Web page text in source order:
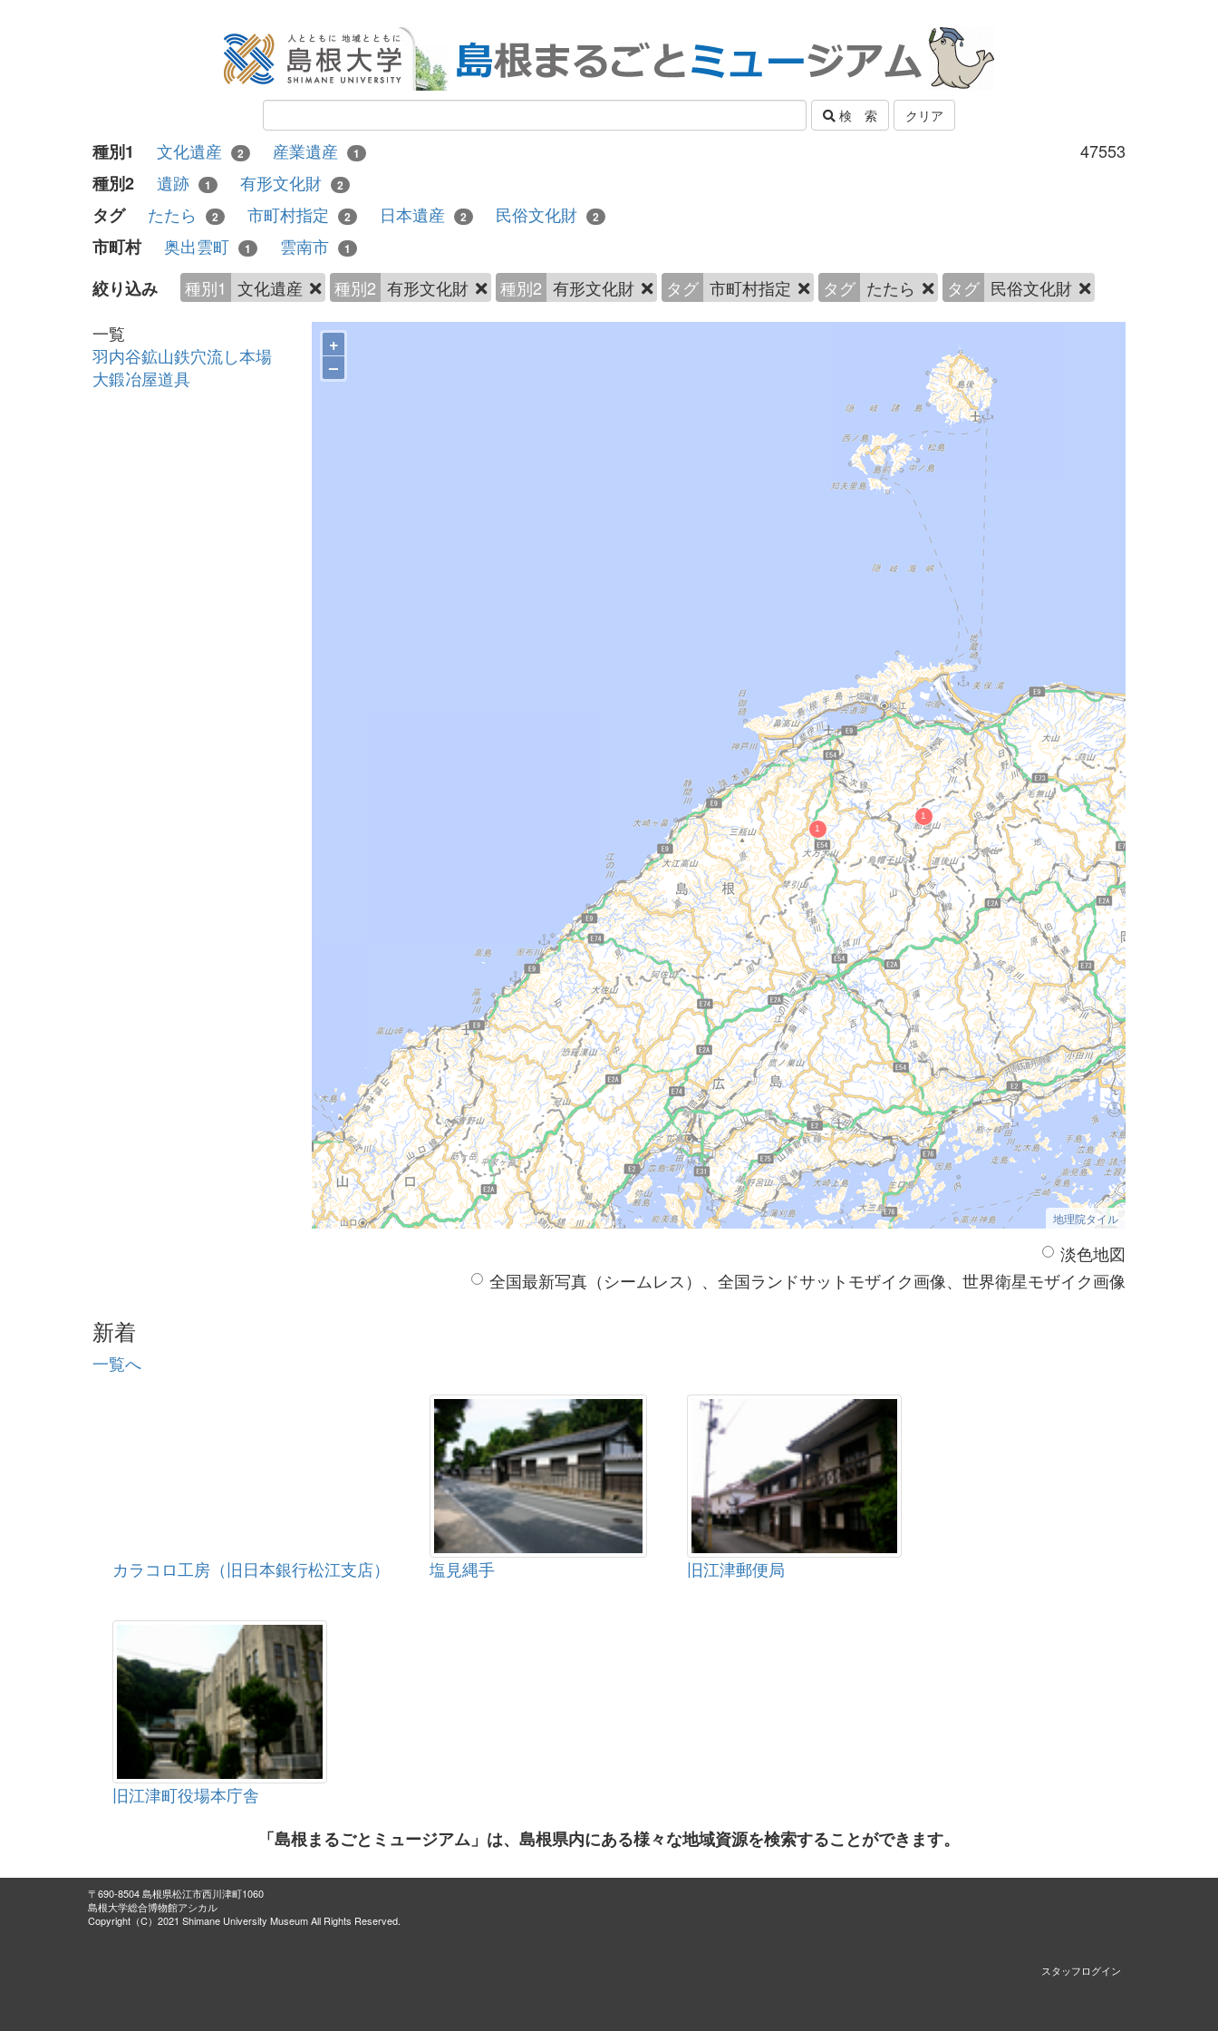
検 索 クリア
47553
種別1 文化遺産 2 産業遺産 1
種別2 遺跡 1 有形文化財 2
タグ たたら 2 市町村指定 2 日本遺産 2 民俗文化財 2
市町村 奥出雲町 1 雲南市 1
絞り込み 種別1 文化遺産 種別2 有形文化財 種別2 有形文化財 タグ 市町村指定 タグ たたら タグ 民俗文化財
一覧
羽内谷鉱山鉄穴流し本場
大鍛冶屋道具
+
–
地理院タイル
淡色地図
全国最新写真（シームレス）、全国ランドサットモザイク画像、世界衛星モザイク画像
新着
一覧へ
カラコロ工房（旧日本銀行松江支店） 塩見縄手 旧江津郵便局
旧江津町役場本庁舎
「島根まるごとミュージアム」は、島根県内にある様々な地域資源を検索することができます。
〒690-8504 島根県松江市西川津町1060
島根大学総合博物館アシカル
Copyright（C）2021 Shimane University Museum All Rights Reserved.
スタッフログイン